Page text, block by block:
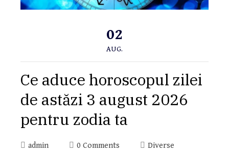
02
AUG.
Ce aduce horoscopul zilei
de astăzi 3 august 2026
pentru zodia ta
admin 0 Comments Diverse